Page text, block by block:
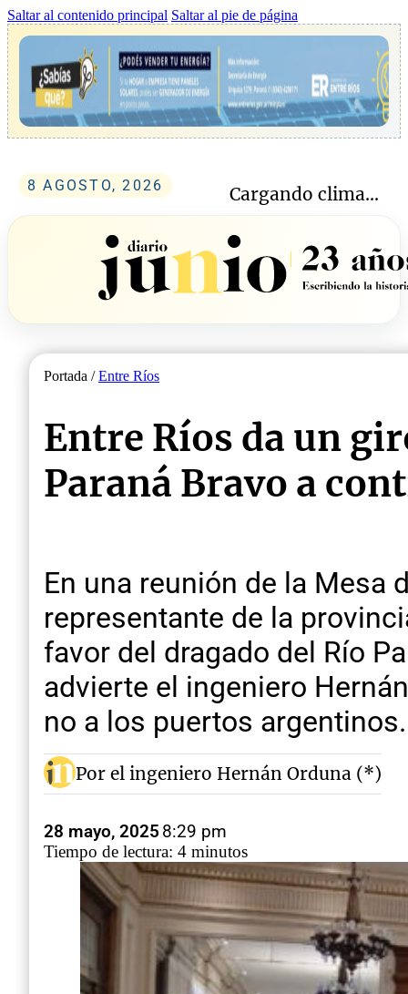
Saltar al contenido principal Saltar al pie de página
8 AGOSTO, 2026 Cargando clima...
Portada /Entre Ríos
Entre Ríos da un
Paraná Bravo a
En una reunión de la Mesa
representante de la
favor del dragado del Río
advierte el ingeniero
no a los puertos argentinos.
Por el ingeniero Hernán Orduna (*)
28 mayo, 2025 8:29 pm
Tiempo de lectura: 4 minutos